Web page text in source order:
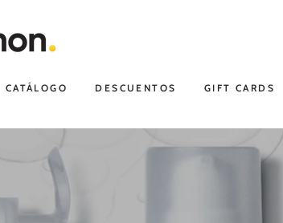
CATÁLOGO DESCUENTOS GIFT CARDS